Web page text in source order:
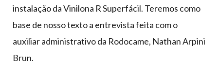
instalação da Vinilona R Superfácil. Teremos como
base de nosso texto a entrevista feita com o
auxiliar administrativo da Rodocame, Nathan Arpini
Brun.